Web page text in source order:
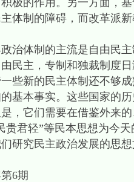
极的作用。另一方面，
体制的障碍，而改革派
体制的主流是自由民主
民主，专制和独裁制度
些新的民主体制还不够
基本事实。这些国家的
，它们需要在借鉴外来
贵君轻”等民本思想为今
们研究民主政治发展
第6期